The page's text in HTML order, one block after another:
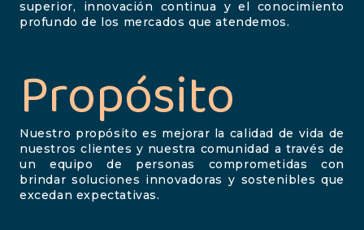
superior, innovación continua y el conocimiento
profundo de los mercados que atendemos.
Propósito
Nuestro propósito es mejorar la calidad de vida de
nuestros clientes y nuestra comunidad a través de
un equipo de personas comprometidas con
brindar soluciones innovadoras y sostenibles que
excedan expectativas.